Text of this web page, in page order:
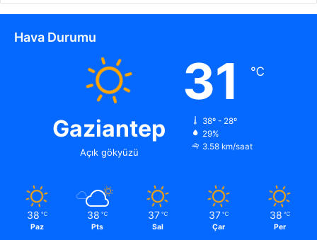
Hava Durumu
Gaziantep
Açık gökyüzü
31 ℃
38º - 28º
29%
3.58 km/saat
38 ℃
Paz
38 ℃
Pts
37 ℃
Sal
37 ℃
Çar
38 ℃
Per